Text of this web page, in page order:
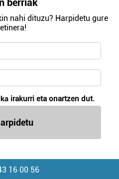
berriak
nahi dituzu? Harpidetu gure
irakurri eta onartzen dut.
16 00 56